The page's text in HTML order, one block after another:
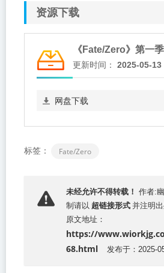
资源下载
更新时间： 2025-05-
网盘下载
标签： Fate/Zero
未经允许不得转载！ 作者:
制请以 超链接形式 并注明
原文地址：
https://
68.html
发布于：2025-